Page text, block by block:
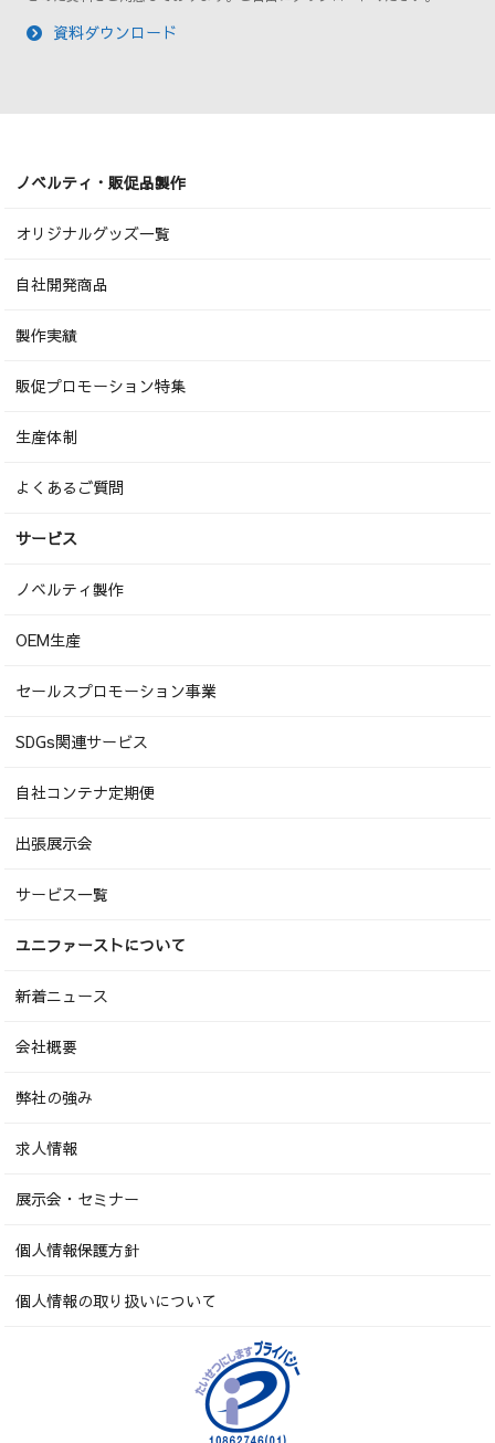
資料ダウンロード
ノベルティ・販促品製作
オリジナルグッズ一覧
自社開発商品
製作実績
販促プロモーション特集
生産体制
よくあるご質問
サービス
ノベルティ製作
OEM生産
セールスプロモーション事業
SDGs関連サービス
自社コンテナ定期便
出張展示会
サービス一覧
ユニファーストについて
新着ニュース
会社概要
弊社の強み
求人情報
展示会・セミナー
個人情報保護方針
個人情報の取り扱いについて